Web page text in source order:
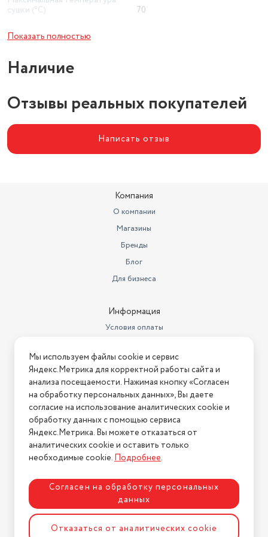
сушки (°C)
70
Дисплей
Температура сушки
Тип
конвективная сушилка
Управление
механическое
Показать полностью
Наличие
Отзывы реальных покупателей
Написать отзыв
Компания
О компании
Магазины
Бренды
Блог
Для бизнеса
Информация
Условия оплаты
Условия возврата
Нашли ошибку на сайте? Напишите нам
2026 © Интернет-магазин "АстМаркет". У нас есть всё!
Политика конфиденциальности
Разработка сайтаASTDESIGN
Мы используем файлы cookie и сервис
Яндекс.Метрика для корректной работы сайта и
анализа посещаемости. Нажимая кнопку «Согласен
на обработку персональных данных», Вы даете
согласие на использование аналитических cookie и
обработку данных с помощью сервиса
Яндекс.Метрика. Вы можете отказаться от
аналитических cookie и оставить только
необходимые cookie.Подробнее.
Согласен на обработку персональных
данных
Отказаться от аналитических cookie